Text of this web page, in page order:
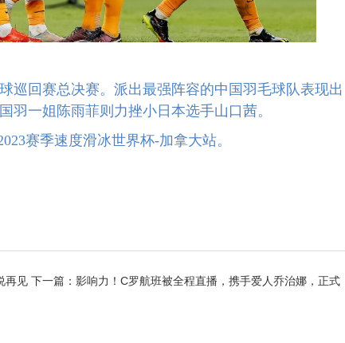
回赛总决赛。派出最强阵容的中国羽毛球队表现出
羽一姐陈雨菲则力挫小日本选手山口茜。
赛季速度滑冰世界杯-加拿大站。
再见 下一篇： 影响力！C罗航班被全程直播，携手爱人乔治娜，正式